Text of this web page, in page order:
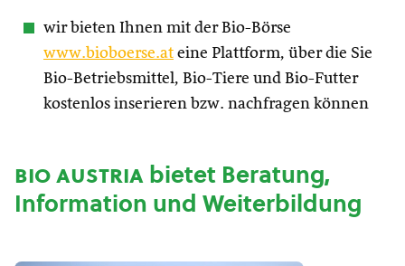
wir bieten Ihnen mit der Bio-Börse
www.bioboerse.at eine Plattform, über die Sie
Bio-Betriebsmittel, Bio-Tiere und Bio-Futter
kostenlos inserieren bzw. nachfragen können
bio austriabietet Beratung,
Information und Weiterbildung